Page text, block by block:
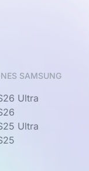
SAMSUNG
Ultra
Ultra